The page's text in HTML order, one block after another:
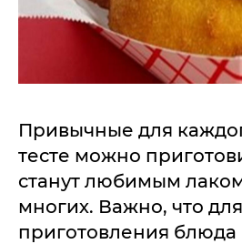
Привычные для
тесте можно
станут любимым
многих. Важно, что для
приготовления